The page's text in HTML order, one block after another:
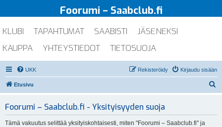
Foorumi – Saabclub.fi
KLUBI TAPAHTUMAT SAABISTI
JÄSENEKSI
KAUPPA
YHTEYSTIEDOT TIETOSUOJA
UKK Kirjaudu sisään
Rekisteröidy
Etusivu
Foorumi – Saabclub.fi - Yksityisyyden suoja
Tämä vakuutus selittää yksityiskohtaisesti, miten "Foorumi – Saabclub.fi" ja